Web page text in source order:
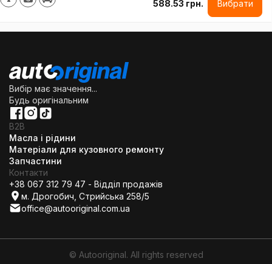
588.53 грн. Вибрати
Вибір має значення...
Будь оригінальним
B2B
Масла і рідини
Матеріали для кузовного ремонту
Запчастини
Контакти
+38 067 312 79 47 - Відділ продажів
м. Дрогобич, Стрийська 258/5
office@autooriginal.com.ua
© Autooriginal. All rights reserved